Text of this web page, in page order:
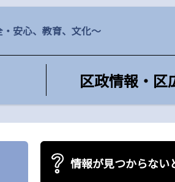
安心、教育、文化～
区政情報・区
情報が見つからない